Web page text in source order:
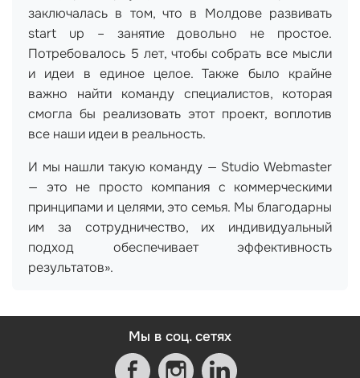
заключалась в том, что в Молдове развивать
start up – занятие довольно не простое.
Потребовалось 5 лет, чтобы собрать все мысли
и идеи в единое целое. Также было крайне
важно найти команду специалистов, которая
смогла бы реализовать этот проект, воплотив
все наши идеи в реальность.
И мы нашли такую команду — Studio Webmaster
— это не просто компания с коммерческими
принципами и целями, это семья. Мы благодарны
им за сотрудничество, их индивидуальный
подход обеспечивает эффективность
результатов».
Мы в соц. сетях